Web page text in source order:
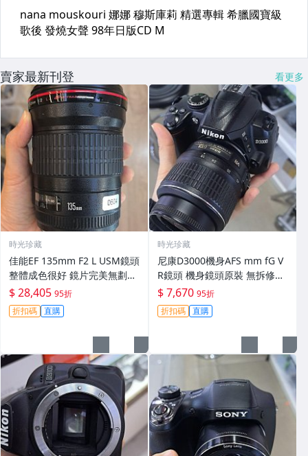
賣家最新刊登 看更多
時光珍藏
佳能EF 135mm F2 L USM鏡頭
整體成色很好 鏡片完美無劃痕
功能一切正常 無拆修無-3430
$ 28,405 95折
折扣碼 直購
時光珍藏
尼康D3000機身AFS mm fG V
R鏡頭 機身鏡頭原裝 無拆修無
翻新 有輕微使用痕跡 鏡頭-34
30
$ 7,670 95折
折扣碼 直購